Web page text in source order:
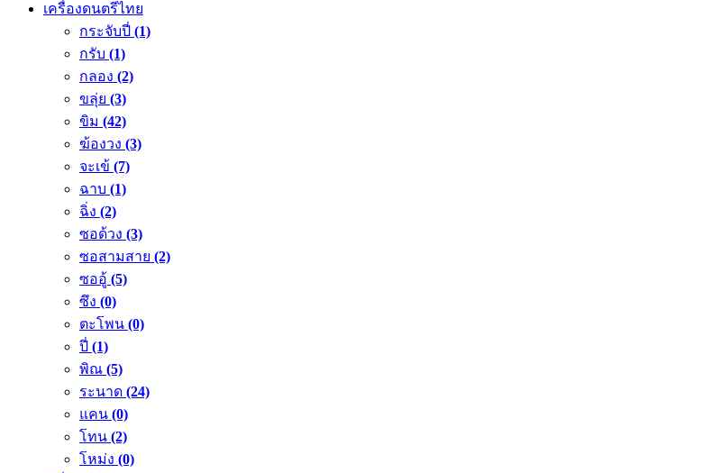
เครื่องดนตรีไทย
กระจับปี่ (1)
กรับ (1)
กลอง (2)
ขลุ่ย (3)
ขิม (42)
ฆ้องวง (3)
จะเข้ (7)
ฉาบ (1)
ฉิ่ง (2)
ซอด้วง (3)
ซอสามสาย (2)
ซออู้ (5)
ซึง (0)
ตะโพน (0)
ปี่ (1)
พิณ (5)
ระนาด (24)
แคน (0)
โทน (2)
โหม่ง (0)